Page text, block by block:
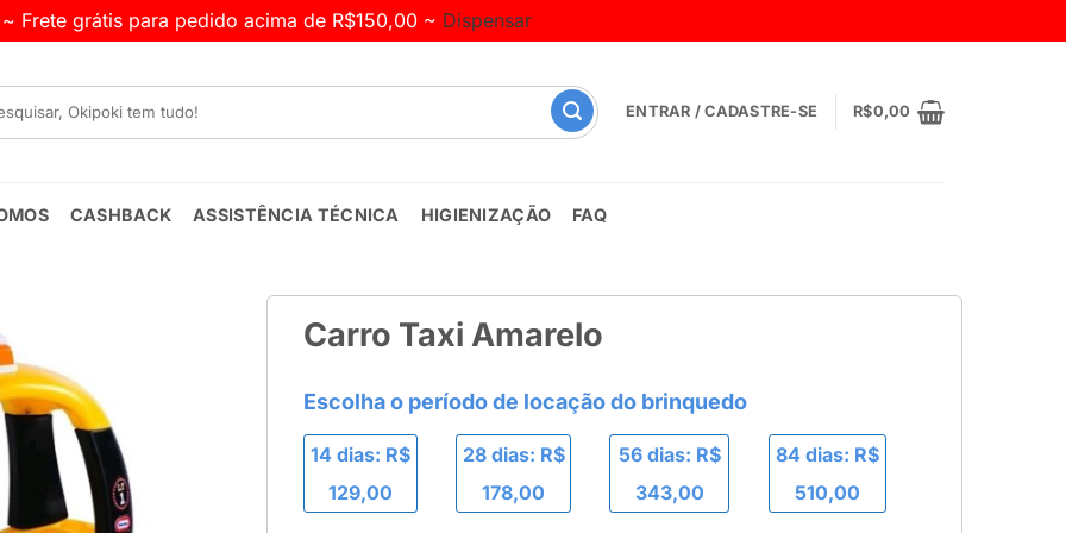
~ Frete grátis para pedido acima de R$150,00 ~ Dispensar
ENTRAR / CADASTRE-SE R$0,00
CASHBACK ASSISTÊNCIA TÉCNICA HIGIENIZAÇÃO FAQ
Carro Taxi Amarelo
14 dias: R$
129,00
28 dias: R$
178,00
56 dias: R$
343,00
84 dias: R$
510,00